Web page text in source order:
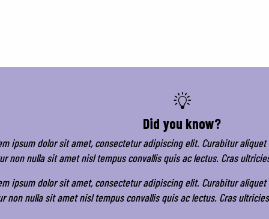
Did you know?
ipsum dolor sit amet, consectetur adipiscing elit. Curabitur
non nulla sit amet nisl tempus convallis quis ac lectus. Cras
ipsum dolor sit amet, consectetur adipiscing elit. Curabitur
non nulla sit amet nisl tempus convallis quis ac lectus. Cras